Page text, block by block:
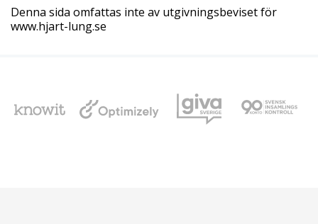
Denna sida omfattas inte av utgivningsbeviset för
www.hjart-lung.se